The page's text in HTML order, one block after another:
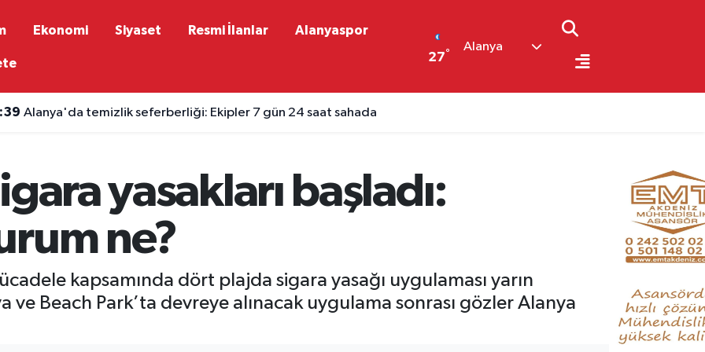
Ekonomi Siyaset Resmi İlanlar Alanyaspor
27°
Alanya
Alanya'da temizlik seferberliği: Ekipler 7 gün 24 saat sahada
yasakları başladı:
ne?
kapsamında dört plajda sigara yasağı uygulaması yarın
ve Beach Park’ta devreye alınacak uygulama sonrası gözler Alanya